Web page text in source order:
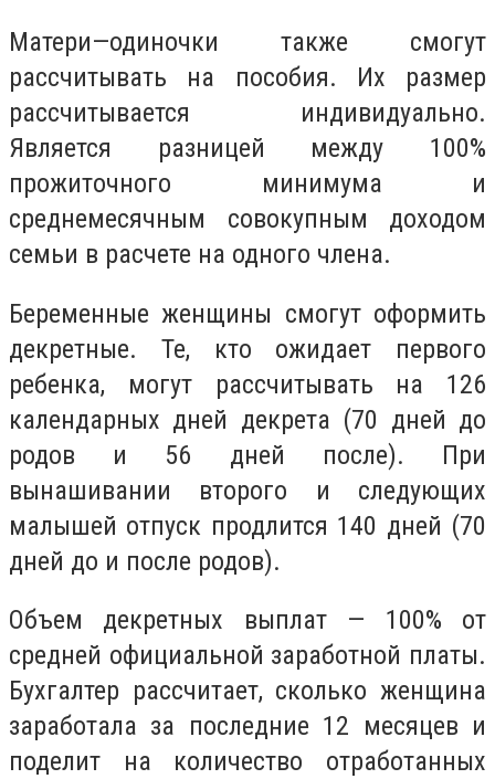
Матери—одиночки также смогут
рассчитывать на пособия. Их размер
рассчитывается индивидуально.
Является разницей между 100%
прожиточного минимума и
среднемесячным совокупным доходом
семьи в расчете на одного члена.
Беременные женщины смогут оформить
декретные. Те, кто ожидает первого
ребенка, могут рассчитывать на 126
календарных дней декрета (70 дней до
родов и 56 дней после). При
вынашивании второго и следующих
малышей отпуск продлится 140 дней (70
дней до и после родов).
Объем декретных выплат — 100% от
средней официальной заработной платы.
Бухгалтер рассчитает, сколько женщина
заработала за последние 12 месяцев и
поделит на количество отработанных